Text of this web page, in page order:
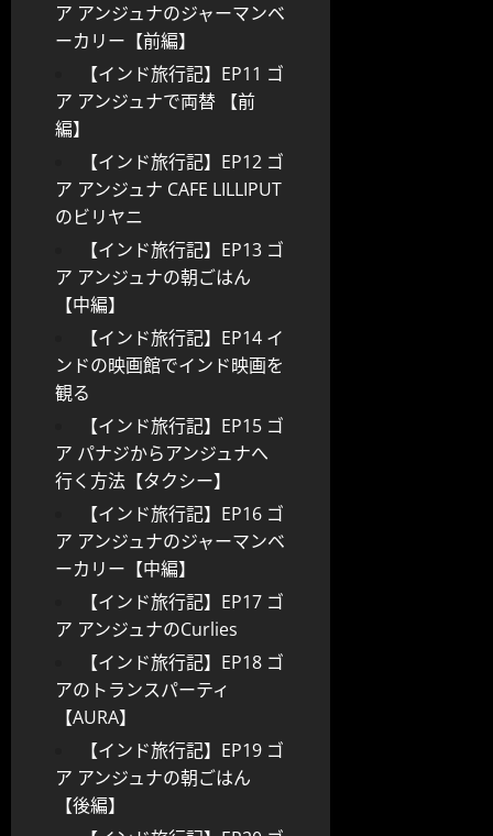
ア アンジュナのジャーマンベ
ーカリー【前編】
【インド旅行記】EP11 ゴ
ア アンジュナで両替 【前
編】
【インド旅行記】EP12 ゴ
ア アンジュナ CAFE LILLIPUT
のビリヤニ
【インド旅行記】EP13 ゴ
ア アンジュナの朝ごはん
【中編】
【インド旅行記】EP14 イ
ンドの映画館でインド映画を
観る
【インド旅行記】EP15 ゴ
ア パナジからアンジュナへ
行く方法【タクシー】
【インド旅行記】EP16 ゴ
ア アンジュナのジャーマンベ
ーカリー【中編】
【インド旅行記】EP17 ゴ
ア アンジュナのCurlies
【インド旅行記】EP18 ゴ
アのトランスパーティ
【AURA】
【インド旅行記】EP19 ゴ
ア アンジュナの朝ごはん
【後編】